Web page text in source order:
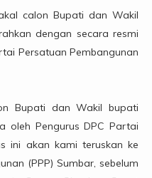
calon Bupati dan Wakil
dengan secara resmi
Persatuan Pembangunan
Bupati dan Wakil bupati
oleh Pengurus DPC Partai
ini akan kami teruskan ke
(PPP) Sumbar, sebelum